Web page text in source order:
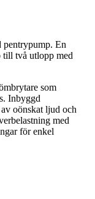
pentrypump. En
till två utlopp med
som
Inbyggd
oönskat ljud och
med
för enkel